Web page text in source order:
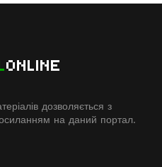
ONLINE
дозволяється з
на даний портал.